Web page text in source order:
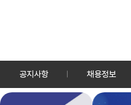
공지사항 채용정보